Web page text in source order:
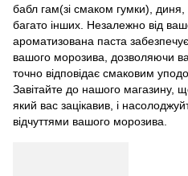
бабл гам(зі смаком гумки),
багато інших. Незалежно від
ароматизована паста
вашого морозива, дозволяючи
точно відповідає смаковим
Завітайте до нашого магазину,
який вас зацікавив, і
відчуттями вашого морозива.